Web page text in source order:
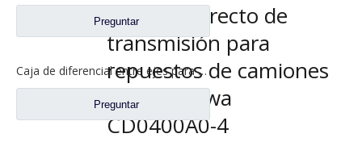
Preguntar
Caja de diferencial entre ejes para piezas de camiones Fuwa AY0412M0-8
Preguntar
Engranaje recto de
transmisión para
repuestos de camiones
con eje Fuwa
CD0400A0-4